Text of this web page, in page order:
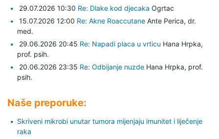
29.07.2026 10:30 Re: Dlake kod djecaka Ogrtac
15.07.2026 12:00 Re: Akne Roaccutane Ante Perica, dr.
med.
29.06.2026 20:45 Re: Napadi placa u vrticu Hana Hrpka,
prof. psih.
20.06.2026 23:35 Re: Odbijanje nuzde Hana Hrpka, prof.
psih.
Naše preporuke:
Skriveni mikrobi unutar tumora mijenjaju imunitet i liječenje
raka